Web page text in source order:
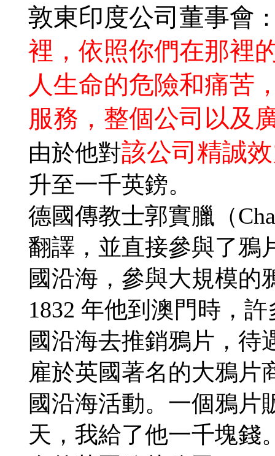
敦東印度公司董事會
裡，依照你們在那裡
人生命的危險和痛苦
服務，整個公司以及
由於他對該公司精誠
升至一千英鎊。
德國傳教士郭實臘（
翻譯，並直接參與了鴉
國沿海，參與大規模的
1832 年他到澳門時，
國沿海去推銷鴉片，待
雇於英國著名的大鴉片
國沿海活動。一個鴉片
天，我給了他一千塊錢